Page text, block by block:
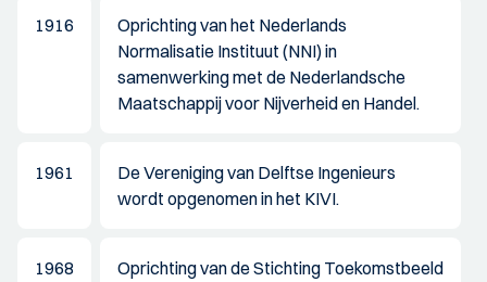
1916
Oprichting van het Nederlands
Normalisatie Instituut (NNI) in
samenwerking met de Nederlandsche
Maatschappij voor Nijverheid en Handel.
1961
De Vereniging van Delftse Ingenieurs
wordt opgenomen in het KIVI.
1968
Oprichting van de Stichting Toekomstbeeld